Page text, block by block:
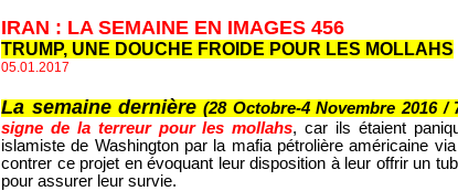
IRAN : LA SEMAINE EN IMAGES 456
TRUMP, UNE DOUCHE FROIDE POUR LES MOLLAHS
05.01.2017
La semaine dernière (28 Octobre-4 Novembre 2016 /
signe de la terreur pour les mollahs, car ils étaient
islamiste de Washington par la mafia pétrolière américaine
contrer ce projet en évoquant leur disposition à leur offrir un
pour assurer leur survie.